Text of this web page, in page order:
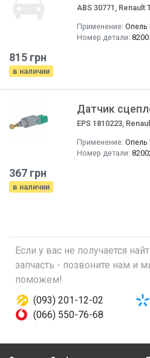
ABS 30771, Renault
Применение: Опель
Номер детали:
815 грн
в наличии
Датчик
EPS 1810223,
Применение: Опель
Номер детали:
367 грн
в наличии
Если у вас не получается
запчасть - позвоните нам и
поможем!
(093) 201-12-02
(066) 550-76-68